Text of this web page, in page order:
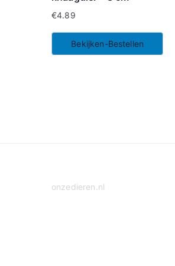
€4.89
Bekijken-Bestellen
onzedieren.nl